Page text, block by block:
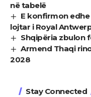
në tabelë
E konfirmon edhe
lojtar i Royal
Shqipëria zbulon
Armend Thaqi
2028
Stay Connected